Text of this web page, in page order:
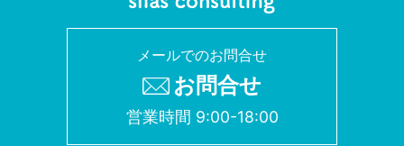
メールでのお問合せ
お問合せ
営業時間 9:00-18:00